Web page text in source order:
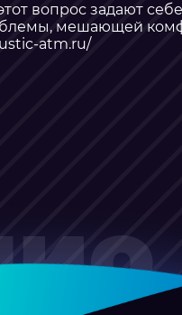
вопрос задают
мешающей
atm.ru/